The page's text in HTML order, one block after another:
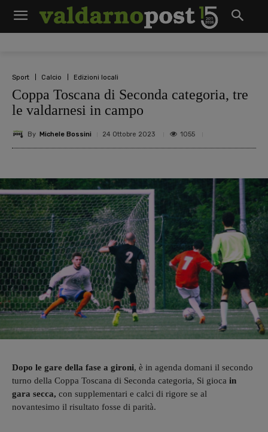
Sport Calcio Edizioni locali
Coppa Toscana di Seconda categoria, tre
le valdarnesi in campo
By Michele Bossini 24 Ottobre 2023 1055
Dopo le gare della fase a gironi, è in agenda domani il secondo
turno della Coppa Toscana di Seconda categoria, Si gioca in
gara secca, con supplementari e calci di rigore se al
novantesimo il risultato fosse di parità.